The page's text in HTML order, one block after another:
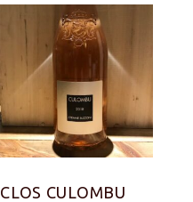
CLOS CULOMBU